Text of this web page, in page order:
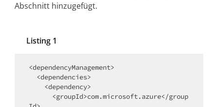
Abschnitt hinzugefügt.
Listing 1
<dependencyManagement>